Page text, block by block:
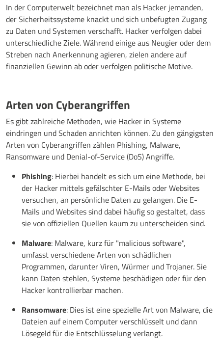
In der Computerwelt bezeichnet man als Hacker jemanden,
der Sicherheitssysteme knackt und sich unbefugten Zugang
zu Daten und Systemen verschafft. Hacker verfolgen dabei
unterschiedliche Ziele. Während einige aus Neugier oder dem
Streben nach Anerkennung agieren, zielen andere auf
finanziellen Gewinn ab oder verfolgen politische Motive.
Arten von Cyberangriffen
Es gibt zahlreiche Methoden, wie Hacker in Systeme
eindringen und Schaden anrichten können. Zu den gängigsten
Arten von Cyberangriffen zählen Phishing, Malware,
Ransomware und Denial-of-Service (DoS) Angriffe.
Phishing: Hierbei handelt es sich um eine Methode, bei
der Hacker mittels gefälschter E-Mails oder Websites
versuchen, an persönliche Daten zu gelangen. Die E-
Mails und Websites sind dabei häufig so gestaltet, dass
sie von offiziellen Quellen kaum zu unterscheiden sind.
Malware: Malware, kurz für "malicious software",
umfasst verschiedene Arten von schädlichen
Programmen, darunter Viren, Würmer und Trojaner. Sie
kann Daten stehlen, Systeme beschädigen oder für den
Hacker kontrollierbar machen.
Ransomware: Dies ist eine spezielle Art von Malware, die
Dateien auf einem Computer verschlüsselt und dann
Lösegeld für die Entschlüsselung verlangt.